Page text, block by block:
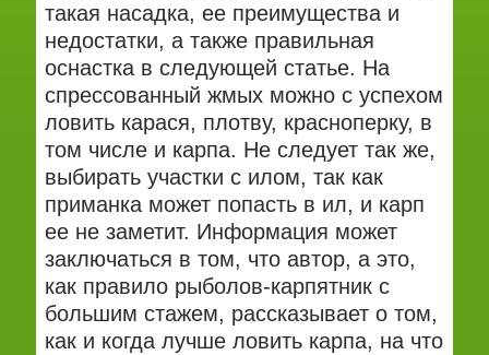
такая насадка, ее преимущества и
недостатки, а также правильная
оснастка в следующей статье. На
спрессованный жмых можно с успехом
ловить карася, плотву, красноперку, в
том числе и карпа. Не следует так же,
выбирать участки с илом, так как
приманка может попасть в ил, и карп
ее не заметит. Информация может
заключаться в том, что автор, а это,
как правило рыболов-карпятник с
большим стажем, рассказывает о том,
как и когда лучше ловить карпа, на что